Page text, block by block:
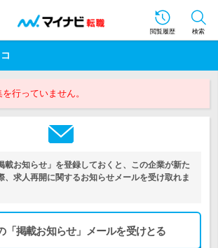
閲覧履歴 検索
行っていません。
載お知らせ」を登録しておくと、この企業が新た
、求人再開に関するお知らせメールを受け取れま
「掲載お知らせ」メールを受けとる